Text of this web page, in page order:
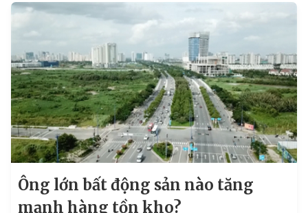
Ông lớn bất động sản nào tăng
mạnh hàng tồn kho?